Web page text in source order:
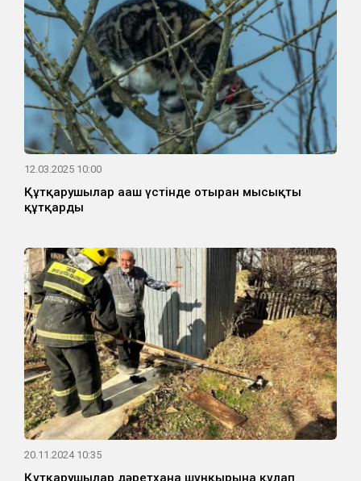
12.03.2025 10:00
Құтқарушылар ағаш үстінде отырған мысықты
құтқарды
20.11.2024 10:35
Құтқарушылар дәретхана шұңқырына құлап